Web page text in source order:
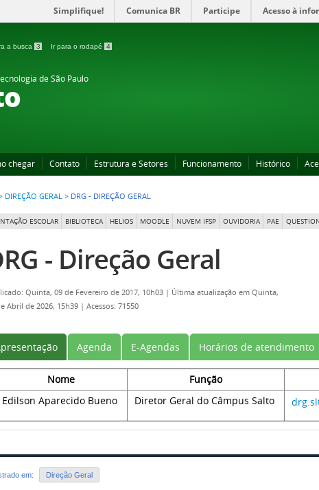
Simplifique! Comunica BR Participe Acesso à
a busca 3 Ir para o rodapé 4
de São Paulo
chegar Contato Estrutura e Setores Funcionamento Histórico
DIREÇÃO GERAL > DRG - DIREÇÃO GERAL
ESCOLAR BIBLIOTECA HELIOS MOODLE NUVEM IFSP OUVIDORIA PAE
- Direção Geral
Quinta, 09 de Fevereiro de 2017, 10h03 | Última atualização em Quinta,
Abril de 2026, 15h39 | Acessos: 71550
Agenda E-Agendas Horários de atendimento
Nome Função
Edilson Aparecido Bueno
Diretor Geral do Câmpus Salto
em: Direção Geral